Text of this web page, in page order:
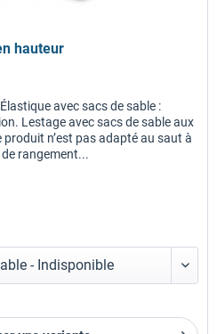
hauteur
avec sacs de sable :
Lestage avec sacs de sable aux
n’est pas adapté au saut à
de rangement...